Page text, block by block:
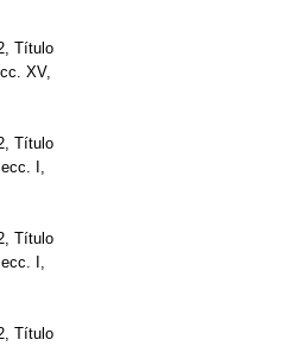
Título
XV,
Título
I,
Título
I,
Título